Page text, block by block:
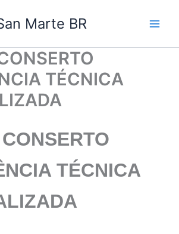
Marte BR
TÉCNICA
TÉCNICA